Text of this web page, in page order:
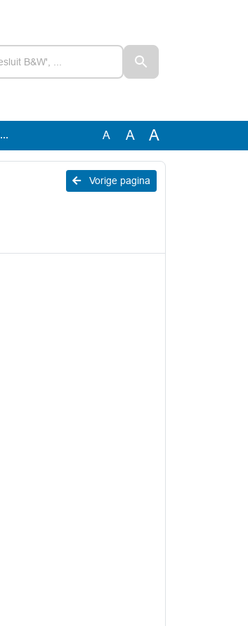
A A A
Vorige pagina